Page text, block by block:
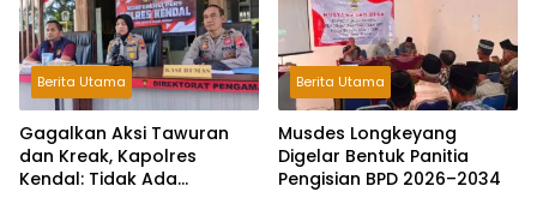
Berita Utama
Gagalkan Aksi Tawuran
dan Kreak, Kapolres
Kendal: Tidak Ada
Berita Utama
Musdes Longkeyang
Digelar Bentuk Panitia
Pengisian BPD 2026–2034